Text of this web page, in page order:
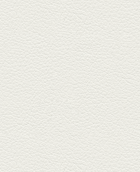
満月』へ。『しろ』水割で乾
杯！出...
2025年9月5日放送
あくまのポテサラ＆変わ
り天ぷら盛り合わせ
武蔵小路の「たぬきと銀杏」で
自慢の「変わり天ぷら」を
「KAORU」...
2025年8月15日放送
お刺身盛り合わせ＆干物
盛りの七輪焼き
酒場通りの「食楽みかげ」は、
オーナーこだわりの魚料理が味
わえ...
2025年7月25日放送
朝ごはんプレート＆かん